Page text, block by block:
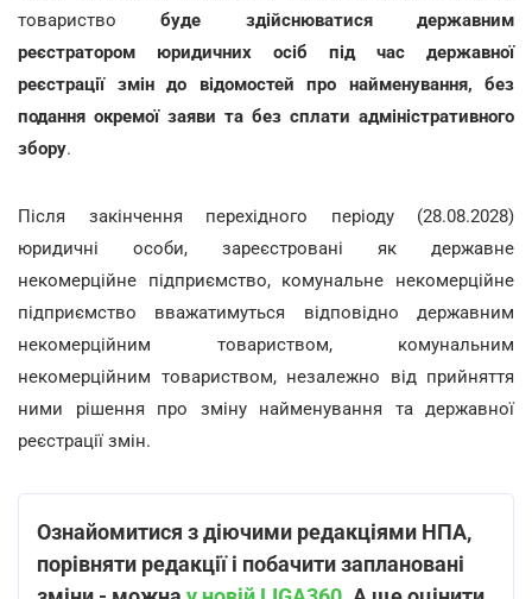
товариствобуде здійснюватися державним
реєстратором юридичних осіб під час державної
реєстрації змін до відомостей про найменування, без
подання окремої заяви та без сплати адміністративного
збору.
Після закінчення перехідного періоду (28.08.2028)
юридичні особи, зареєстровані як державне
некомерційне підприємство, комунальне некомерційне
підприємство вважатимуться відповідно державним
некомерційним товариством, комунальним
некомерційним товариством, незалежно від прийняття
ними рішення про зміну найменування та державної
реєстрації змін.
Ознайомитися з діючими редакціями НПА,
порівняти редакції і побачити заплановані